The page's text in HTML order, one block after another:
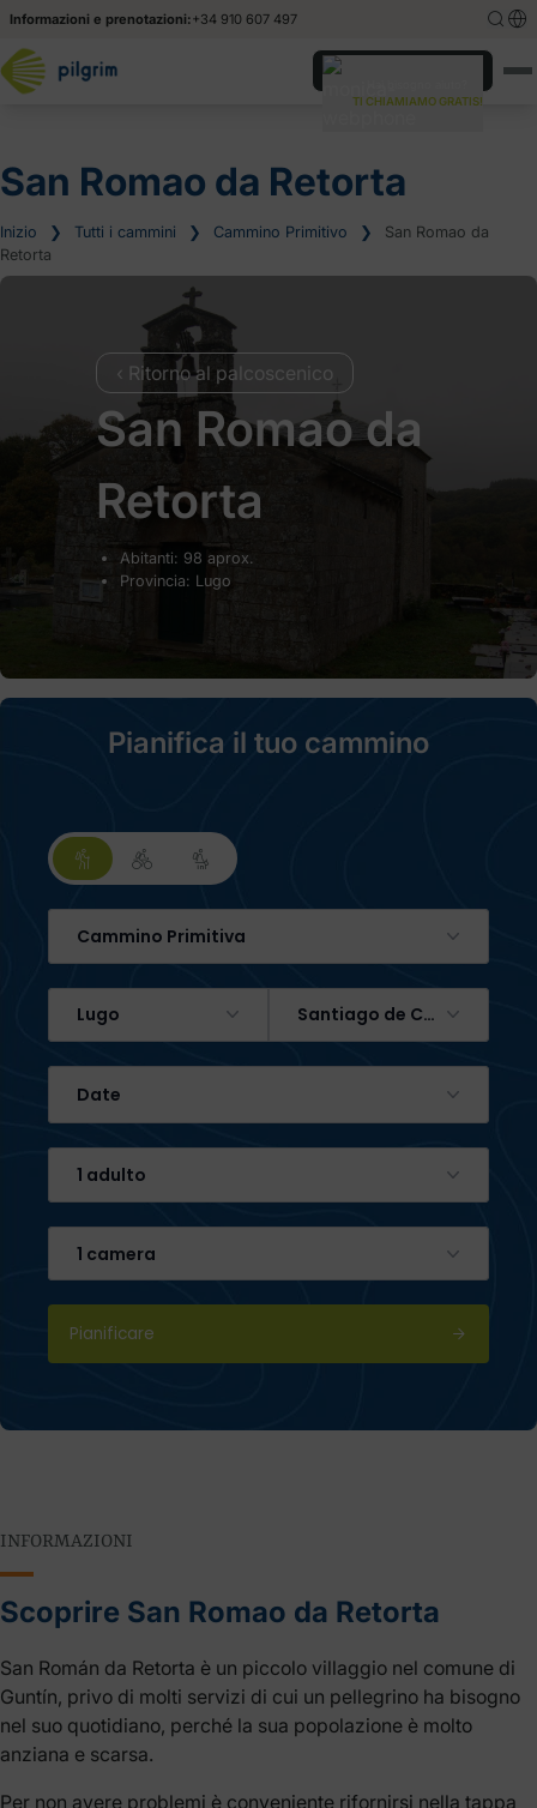
Informazioni e prenotazioni:+34 910 607 497
Español
Español
TI CHIAMIAMO GRATIS!
San Romao da Retorta
Inizio ❯ Tutti i cammini ❯ Cammino Primitivo ❯
San Romao da
Retorta
‹ Ritorno al palcoscenico
San Romao da
Retorta
Abitanti: 98 aprox.
Provincia: Lugo
Pianifica il tuo cammino
Cammino Primitiva
Lugo Santiago de Compostela
Date
1 adulto
1 camera
Pianificare
INFORMAZIONI
Scoprire San Romao da Retorta
San Román da Retorta è un piccolo villaggio nel comune di
Guntín, privo di molti servizi di cui un pellegrino ha bisogno
nel suo quotidiano, perché la sua popolazione è molto
anziana e scarsa.
Per non avere problemi è conveniente rifornirsi nella tappa